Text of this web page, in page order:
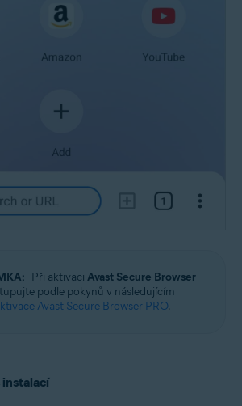
Při aktivaci Avast Secure Browser
podle pokynů v následujícím
Avast Secure Browser PRO.
instalací